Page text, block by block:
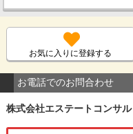
お気に入りに登録する
お電話でのお問合わせ
株式会社エステートコンサル